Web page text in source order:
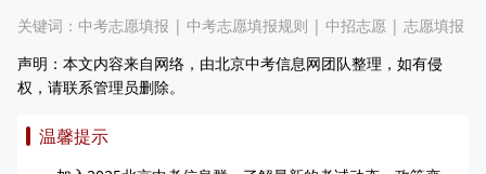
关键词： 中考志愿填报 | 中考志愿填报规则 | 中招志愿 | 志愿填报
声明：本文内容来自网络，由北京中考信息网团队整理，如有侵
权，请联系管理员删除。
温馨提示